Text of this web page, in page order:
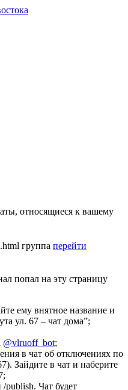
относящиеся к вашему
группа перейти
попал на эту страницу
ему внятное название и
ул. 67 – чат дома”;
@vlruoff_bot;
в чат об отключениях по
Зайдите в чат и наберите
publish. Чат будет